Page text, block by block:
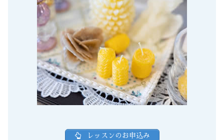
レッスンのお申込み